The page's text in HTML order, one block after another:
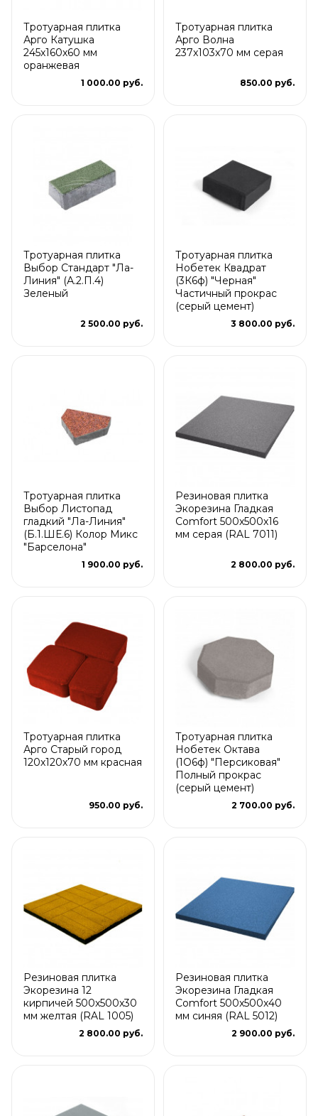
Тротуарная плитка
Арго Катушка
245x160x60 мм
оранжевая
1 000.00 руб.
Тротуарная плитка
Арго Волна
237x103x70 мм серая
850.00 руб.
Тротуарная плитка
Выбор Стандарт "Ла-
Линия" (А.2.П.4)
Зеленый
2 500.00 руб.
Тротуарная плитка
Нобетек Квадрат
(3К6ф) "Черная"
Частичный прокрас
(серый цемент)
3 800.00 руб.
Тротуарная плитка
Выбор Листопад
гладкий "Ла-Линия"
(Б.1.ШЕ.6) Колор Микс
"Барселона"
1 900.00 руб.
Резиновая плитка
Экорезина Гладкая
Comfort 500x500x16
мм серая (RAL 7011)
2 800.00 руб.
Тротуарная плитка
Арго Старый город
120x120x70 мм красная
950.00 руб.
Тротуарная плитка
Нобетек Октава
(1О6ф) "Персиковая"
Полный прокрас
(серый цемент)
2 700.00 руб.
Резиновая плитка
Экорезина 12
кирпичей 500x500x30
мм желтая (RAL 1005)
2 800.00 руб.
Резиновая плитка
Экорезина Гладкая
Comfort 500x500x40
мм синяя (RAL 5012)
2 900.00 руб.